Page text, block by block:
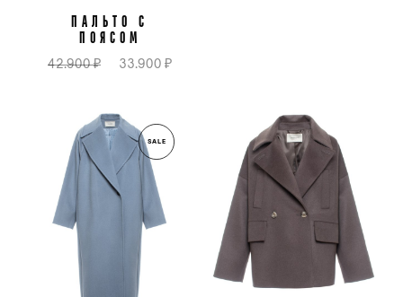
ПАЛЬТО С
ПОЯСОМ
42.900 ₽ 33.900 ₽
SALE